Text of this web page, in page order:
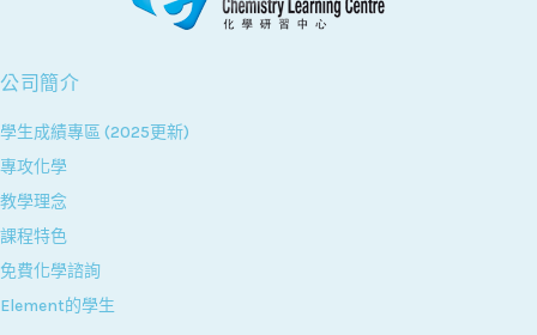
公司簡介
學生成績專區 (2025更新)
專攻化學
教學理念
課程特色
免費化學諮詢
Element的學生